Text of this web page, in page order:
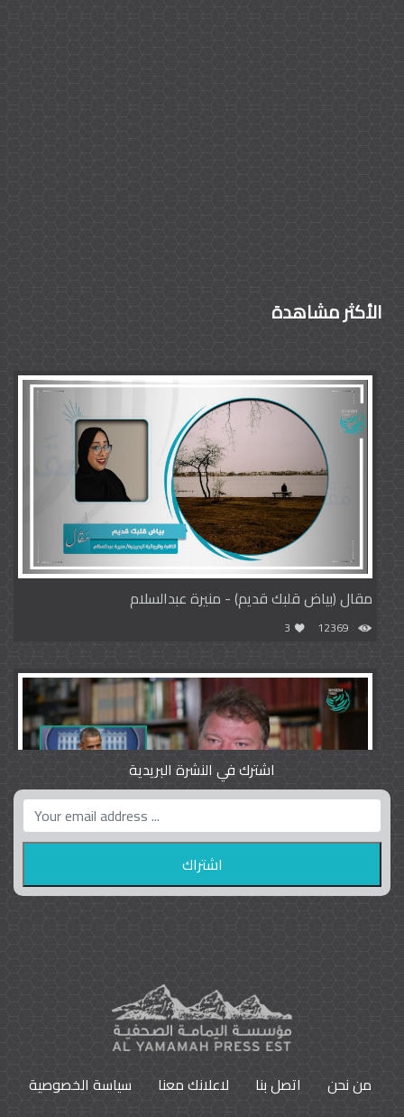
الأكثر مشاهدة
مقال (بياض قلبك قديم) - منيرة عبدالسلام
12369
3
واشنطن بوست واللوبي المزدوج
9793
اشترك في النشرة البريدية
من نحن اتصل بنا لاعلانك معنا سياسة الخصوصية